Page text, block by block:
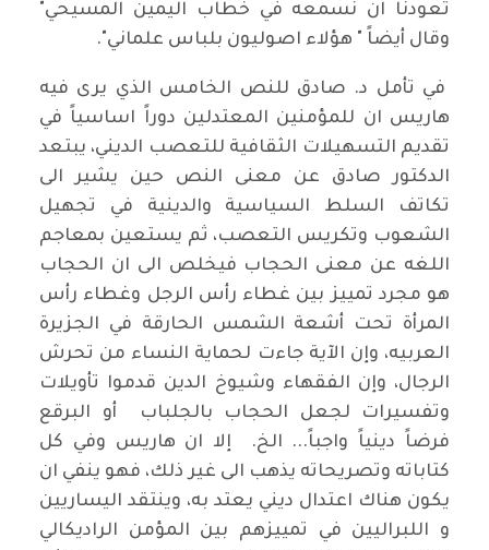
تعودنا ان نسمعه في خطاب اليمين المسيحي"
وقال أيضاً " هؤلاء اصوليون بلباس علماني".
في تأمل د. صادق للنص الخامس الذي يرى فيه
هاريس ان للمؤمنين المعتدلين دوراً اساسياً في
تقديم التسهيلات الثقافية للتعصب الديني، يبتعد
الدكتور صادق عن معنى النص حين يشير الى
تكاتف السلط السياسية والدينية في تجهيل
الشعوب وتكريس التعصب، ثم يستعين بمعاجم
اللغه عن معنى الحجاب فيخلص الى ان الحجاب
هو مجرد تمييز بين غطاء رأس الرجل وغطاء رأس
المرأة تحت أشعة الشمس الحارقة في الجزيرة
العربيه، وإن الآية جاءت لحماية النساء من تحرش
الرجال، وإن الفقهاء وشيوخ الدين قدموا تأويلات
وتفسيرات لجعل الحجاب بالجلباب أو البرقع
فرضاً دينياً واجباً... الخ. إلا ان هاريس وفي كل
كتاباته وتصريحاته يذهب الى غير ذلك، فهو ينفي ان
يكون هناك اعتدال ديني يعتد به، وينتقد اليساريين
و اللبراليين في تمييزهم بين المؤمن الراديكالي